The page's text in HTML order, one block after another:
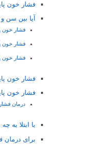
فشار خون
آیا بین سن
فشار خون
فشار خون
فشار خون
فشار خون
فشار خون
درمان
با ابتلا به
برای درمان